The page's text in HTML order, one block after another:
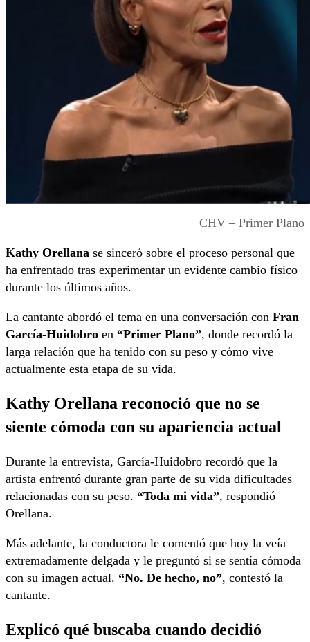
CHV – Primer Plano
Kathy Orellana se sinceró sobre el proceso personal que
ha enfrentado tras experimentar un evidente cambio físico
durante los últimos años.
La cantante abordó el tema en una conversación con Fran
García-Huidobro en “Primer Plano”, donde recordó la
larga relación que ha tenido con su peso y cómo vive
actualmente esta etapa de su vida.
Kathy Orellana reconoció que no se
siente cómoda con su apariencia actual
Durante la entrevista, García-Huidobro recordó que la
artista enfrentó durante gran parte de su vida dificultades
relacionadas con su peso. “Toda mi vida”, respondió
Orellana.
Más adelante, la conductora le comentó que hoy la veía
extremadamente delgada y le preguntó si se sentía cómoda
con su imagen actual. “No. De hecho, no”, contestó la
cantante.
Explicó qué buscaba cuando decidió